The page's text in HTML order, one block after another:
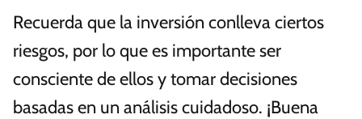
Recuerda que la inversión conlleva ciertos
riesgos, por lo que es importante ser
consciente de ellos y tomar decisiones
basadas en un análisis cuidadoso. ¡Buena